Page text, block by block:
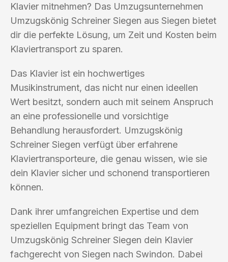
Klavier mitnehmen? Das Umzugsunternehmen
Umzugskönig Schreiner Siegen aus Siegen bietet
dir die perfekte Lösung, um Zeit und Kosten beim
Klaviertransport zu sparen.
Das Klavier ist ein hochwertiges
Musikinstrument, das nicht nur einen ideellen
Wert besitzt, sondern auch mit seinem Anspruch
an eine professionelle und vorsichtige
Behandlung herausfordert. Umzugskönig
Schreiner Siegen verfügt über erfahrene
Klaviertransporteure, die genau wissen, wie sie
dein Klavier sicher und schonend transportieren
können.
Dank ihrer umfangreichen Expertise und dem
speziellen Equipment bringt das Team von
Umzugskönig Schreiner Siegen dein Klavier
fachgerecht von Siegen nach Swindon. Dabei